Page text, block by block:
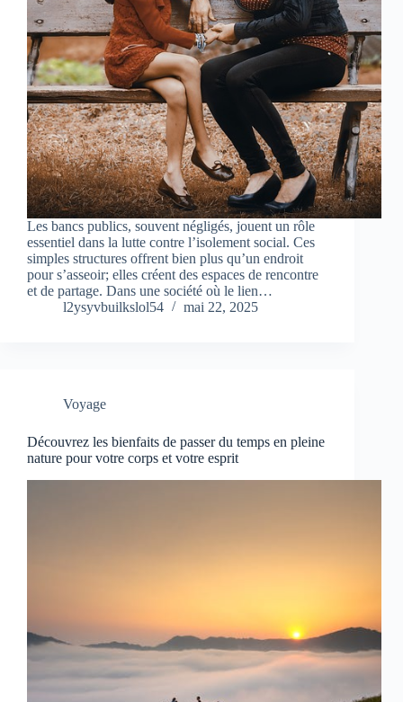
Les bancs publics, souvent négligés, jouent un rôle
essentiel dans la lutte contre l’isolement social. Ces
simples structures offrent bien plus qu’un endroit
pour s’asseoir; elles créent des espaces de rencontre
et de partage. Dans une société où le lien…
l2ysyvbuilkslol54
mai 22, 2025
Voyage
Découvrez les bienfaits de passer du temps en pleine
nature pour votre corps et votre esprit